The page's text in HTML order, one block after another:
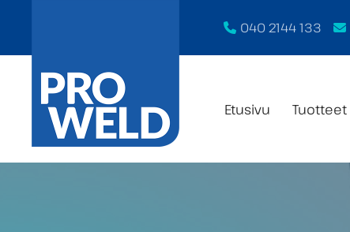
040 2144 133
Etusivu Tuotteet